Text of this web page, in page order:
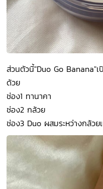
ส่วนตัวนี้"Duo Go Banana"เ
ด้วย
ช่อง1 ทานาคา
ช่อง2 กล้วย
ช่อง3 Duo ผสมระหว่างกล้วยเ